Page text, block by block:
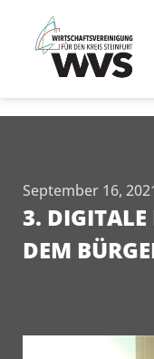
September 16,
3. DIGITALE
DEM